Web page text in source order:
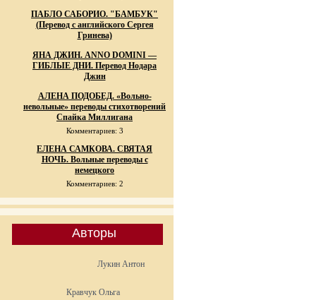
ПАБЛО САБОРИО. "БАМБУК"
(Перевод с английского Сергея
Гринева)
ЯНА ДЖИН. ANNO DOMINI —
ГИБЛЫЕ ДНИ. Перевод Нодара
Джин
АЛЕНА ПОДОБЕД. «Вольно-
невольные» переводы стихотворений
Спайка Миллигана
Комментариев: 3
ЕЛЕНА САМКОВА. СВЯТАЯ
НОЧЬ. Вольные переводы с
немецкого
Комментариев: 2
Авторы
Лукин Антон
Кравчук Ольга